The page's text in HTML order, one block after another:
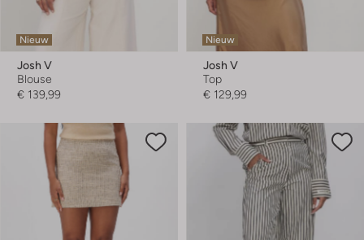
Nieuw
Josh V
Blouse
€ 139,99
Nieuw
Josh V
Top
€ 129,99